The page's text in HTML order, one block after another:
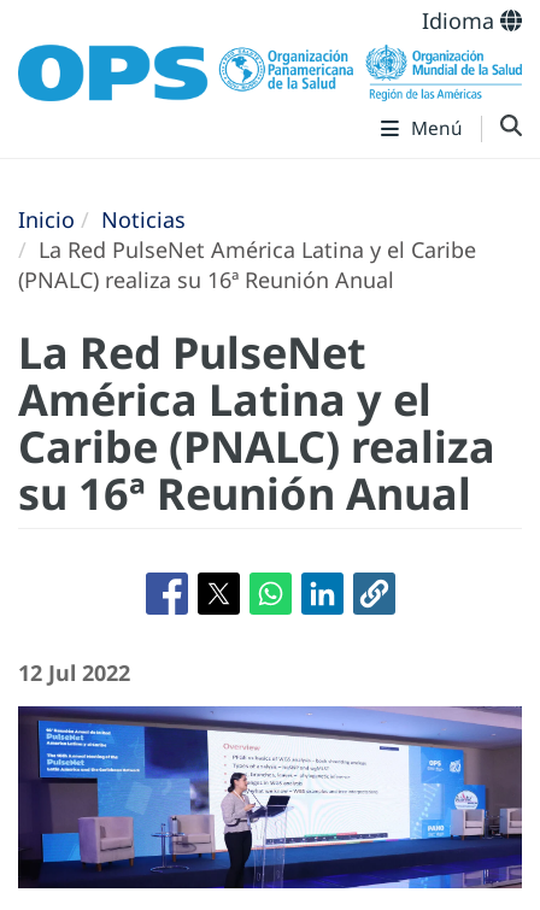
Idioma
Menú
Inicio
Noticias
La Red PulseNet América Latina y el Caribe
(PNALC) realiza su 16ª Reunión Anual
La Red PulseNet
América Latina y el
Caribe (PNALC) realiza
su 16ª Reunión Anual
12 Jul 2022